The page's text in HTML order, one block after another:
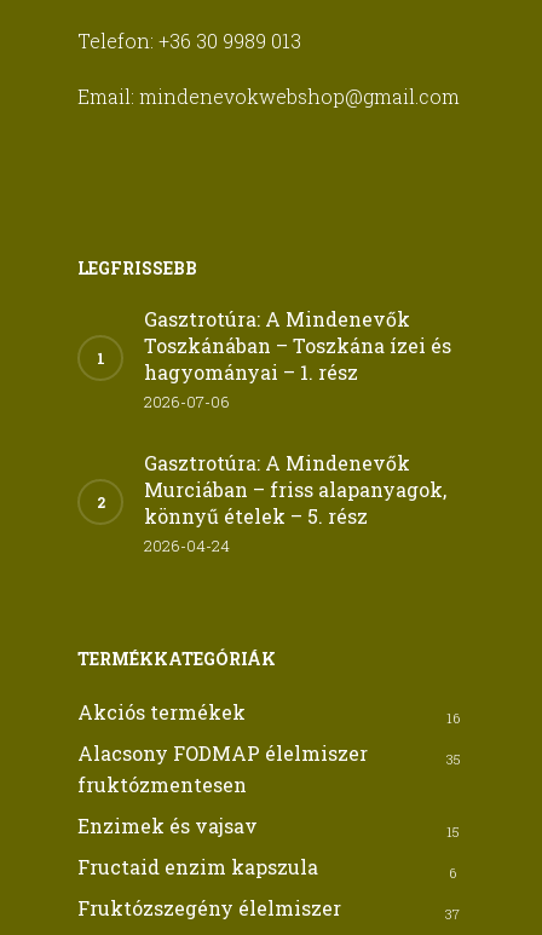
Telefon: +36 30 9989 013
Email: mindenevokwebshop@gmail.com
LEGFRISSEBB
Gasztrotúra: A Mindenevők
Toszkánában – Toszkána ízei és
hagyományai – 1. rész
2026-07-06
Gasztrotúra: A Mindenevők
Murciában – friss alapanyagok,
könnyű ételek – 5. rész
2026-04-24
TERMÉKKATEGÓRIÁK
Akciós termékek 16
Alacsony FODMAP élelmiszer
fruktózmentesen
35
Enzimek és vajsav 15
Fructaid enzim kapszula 6
Fruktózszegény élelmiszer 37